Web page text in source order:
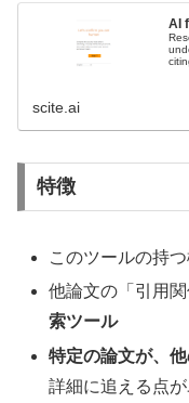
AI
scite.ai
特徴
このツールの持
他論文の「引用
索ツール
特定の論文が、
詳細に追える点